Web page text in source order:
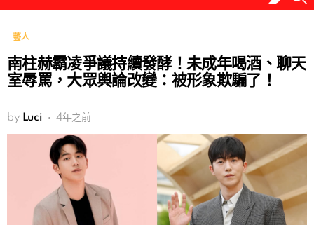
SKIN
藝人
南柱赫霸凌爭議持續發酵！未成年喝酒、聊天
室辱罵，大眾輿論改變：被形象欺騙了！
by Luci 4年之前